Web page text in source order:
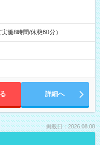
働8時間/休憩60分）
詳細へ
掲載日：2026.08.08